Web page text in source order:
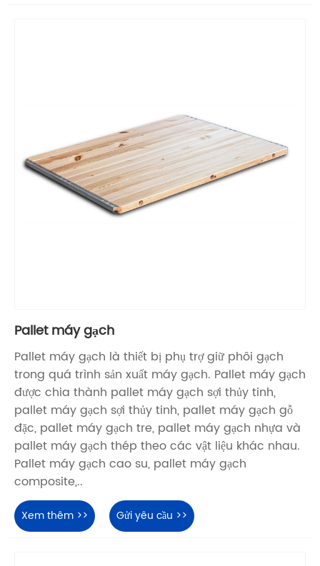
Pallet máy gạch
Pallet máy gạch là thiết bị phụ trợ giữ phôi gạch
trong quá trình sản xuất máy gạch. Pallet máy gạch
được chia thành pallet máy gạch sợi thủy tinh,
pallet máy gạch sợi thủy tinh, pallet máy gạch gỗ
đặc, pallet máy gạch tre, pallet máy gạch nhựa và
pallet máy gạch thép theo các vật liệu khác nhau.
Pallet máy gạch cao su, pallet máy gạch
composite,..
Xem thêm >> Gửi yêu cầu >>